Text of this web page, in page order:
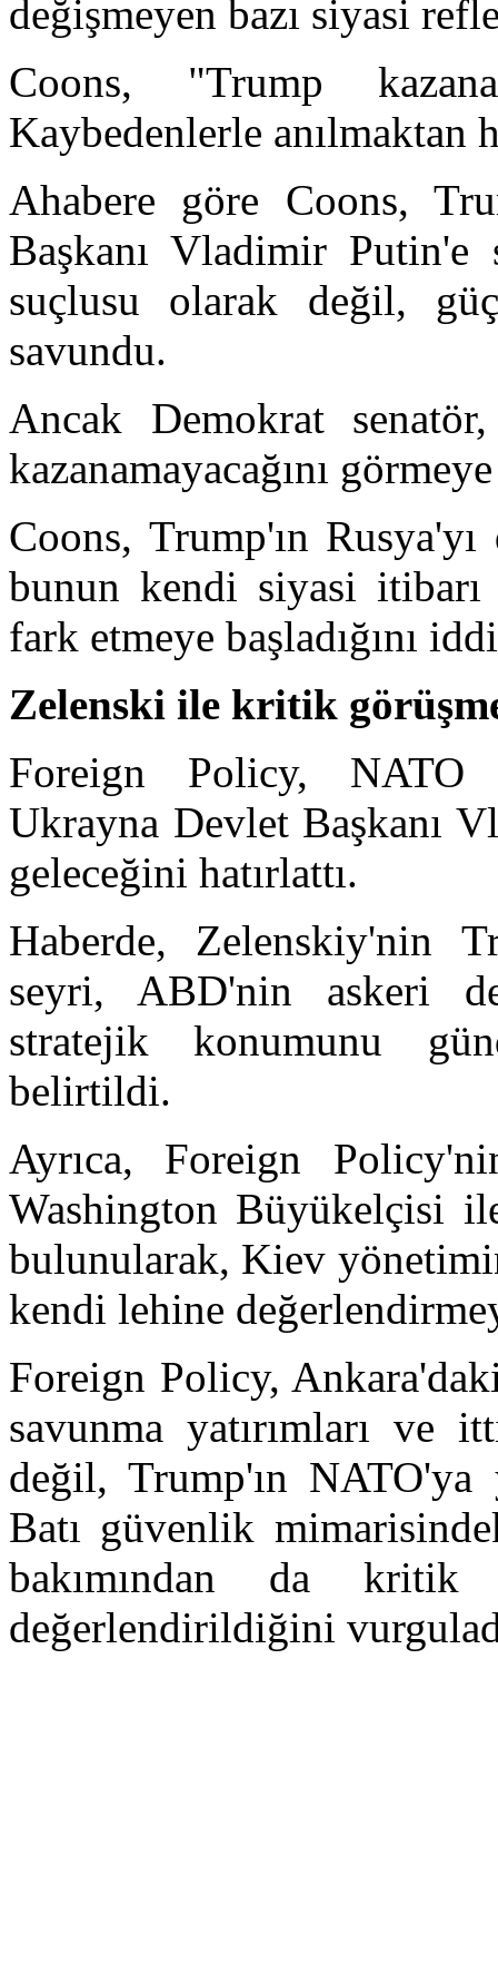
değişmeyen bazı siyasi
Coons, "Trump
Kaybedenlerle anılmaktan
Ahabere göre Coons,
Başkanı Vladimir Putin'e
suçlusu olarak değil,
savundu.
Ancak Demokrat
kazanamayacağını
Coons, Trump'ın
bunun kendi siyasi itibarı
fark etmeye başladığını
Zelenski ile kritik
Foreign Policy, NATO
Ukrayna Devlet Başkanı
geleceğini hatırlattı.
Haberde, Zelenskiy'nin
seyri, ABD'nin askeri
stratejik konumunu
belirtildi.
Ayrıca, Foreign
Washington Büyükelçisi
bulunularak, Kiev
kendi lehine
Foreign Policy,
savunma yatırımları ve
değil, Trump'ın NATO'ya
Batı güvenlik
bakımından da
değerlendirildiğini